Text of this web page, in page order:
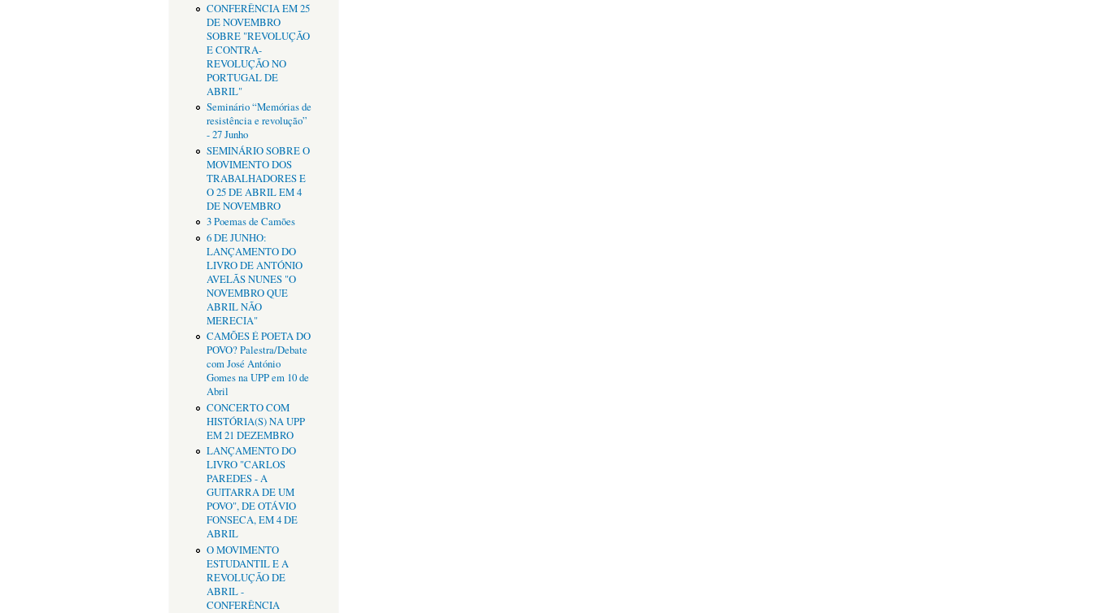
CONFERÊNCIA EM 25
DE NOVEMBRO
SOBRE "REVOLUÇÃO
E CONTRA-
REVOLUÇÃO NO
PORTUGAL DE
ABRIL"
Seminário “Memórias de
resistência e revolução”
- 27 Junho
SEMINÁRIO SOBRE O
MOVIMENTO DOS
TRABALHADORES E
O 25 DE ABRIL EM 4
DE NOVEMBRO
3 Poemas de Camões
6 DE JUNHO:
LANÇAMENTO DO
LIVRO DE ANTÓNIO
AVELÃS NUNES "O
NOVEMBRO QUE
ABRIL NÃO
MERECIA"
CAMÕES É POETA DO
POVO? Palestra/Debate
com José António
Gomes na UPP em 10 de
Abril
CONCERTO COM
HISTÓRIA(S) NA UPP
EM 21 DEZEMBRO
LANÇAMENTO DO
LIVRO "CARLOS
PAREDES - A
GUITARRA DE UM
POVO", DE OTÁVIO
FONSECA, EM 4 DE
ABRIL
O MOVIMENTO
ESTUDANTIL E A
REVOLUÇÃO DE
ABRIL -
CONFERÊNCIA